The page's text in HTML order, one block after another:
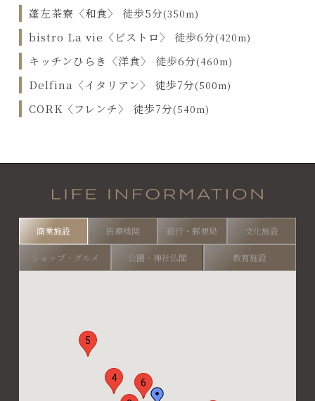
蓬左茶寮〈和食〉 徒歩5分(350m)
bistro La vie〈ビストロ〉 徒歩6分(420m)
キッチンひらき〈洋食〉 徒歩6分(460m)
Delfina〈イタリアン〉 徒歩7分(500m)
CORK〈フレンチ〉 徒歩7分(540m)
教育施設
公園・神社仏閣
ショップ・グルメ
文化施設
銀行・郵便局
医療機関
商業施設
4
5
6